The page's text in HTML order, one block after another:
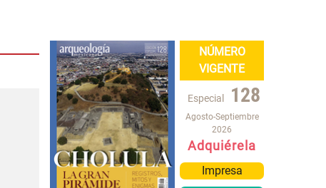
NÚMERO
VIGENTE
Especial 128
Agosto-Septiembre
2026
Adquiérela
Impresa